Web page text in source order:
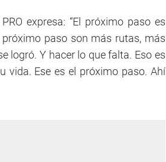
expresa: “El próximo paso es
paso son más rutas, más
logró. Y hacer lo que falta. Eso es
vida. Ese es el próximo paso. Ahí